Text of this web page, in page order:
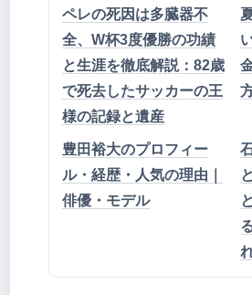
ペレの死因は多臓器不
全、W杯3度優勝の功績
と生涯を徹底解説：82歳
で死去したサッカーの王
様の記録と遺産
豊田裕大のプロフィー
ル・経歴・人気の理由｜
俳優・モデル